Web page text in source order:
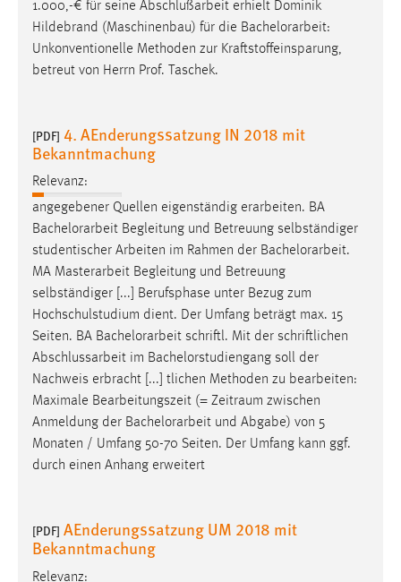
1.000,-€ für seine Abschlußarbeit erhielt Dominik
Hildebrand (Maschinenbau) für die Bachelorarbeit:
Unkonventionelle Methoden zur Kraftstoffeinsparung,
betreut von Herrn Prof. Taschek.
[PDF] 4. AEnderungssatzung IN 2018 mit
Bekanntmachung
Relevanz:
angegebener Quellen eigenständig erarbeiten. BA
Bachelorarbeit Begleitung und Betreuung selbständiger
studentischer Arbeiten im Rahmen der Bachelorarbeit.
MA Masterarbeit Begleitung und Betreuung
selbständiger [...] Berufsphase unter Bezug zum
Hochschulstudium dient. Der Umfang beträgt max. 15
Seiten. BA Bachelorarbeit schriftl. Mit der schriftlichen
Abschlussarbeit im Bachelorstudiengang soll der
Nachweis erbracht [...] tlichen Methoden zu bearbeiten:
Maximale Bearbeitungszeit (= Zeitraum zwischen
Anmeldung der Bachelorarbeit und Abgabe) von 5
Monaten / Umfang 50-70 Seiten. Der Umfang kann ggf.
durch einen Anhang erweitert
[PDF] AEnderungssatzung UM 2018 mit
Bekanntmachung
Relevanz: